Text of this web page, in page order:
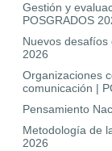
Gestión y
POSGRADOS
Nuevos desafíos
2026
Organizaciones
comunicación |
Pensamiento
Metodología de
2026